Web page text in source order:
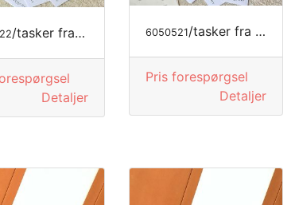
/tasker fra MODE LUKSUS
Detaljer
6050521/tasker fra MODE LUKSUS
Pris forespørgsel
Detaljer